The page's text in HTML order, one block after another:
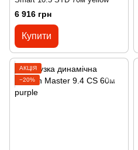
6 916 грн
Купити
АКЦІЯ
−20%